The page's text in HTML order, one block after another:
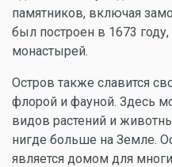
памятников, включая
был построен в 1673
монастырей.
Остров также славится
флорой и фауной. Здесь
видов растений и
нигде больше на Земле.
является домом для